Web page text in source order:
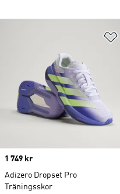
Price
1 749 kr
Adizero Dropset Pro
Träningsskor